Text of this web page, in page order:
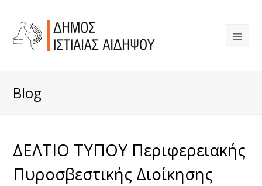
Blog
ΔΕΛΤΙΟ ΤΥΠΟΥ Περιφερειακής
Πυροσβεστικής Διοίκησης